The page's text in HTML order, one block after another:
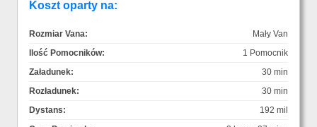
Koszt oparty na:
Rozmiar Vana:
Mały Van
Ilość Pomocników:
1 Pomocnik
Załadunek:
30 min
Rozładunek:
30 min
Dystans:
192 mil